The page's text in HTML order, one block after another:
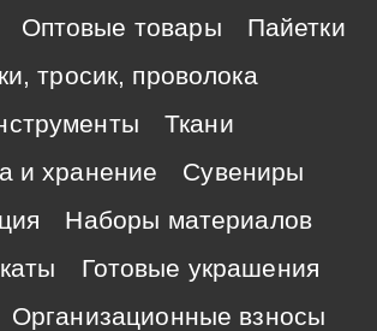
Оптовые товары
Пайетки
тросик, проволока
Ткани
и хранение
Сувениры
Наборы материалов
Готовые украшения
Организационные взносы